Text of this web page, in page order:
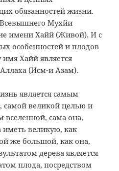
обязанностей жизни.
Мухйи
имени Хайй (Живой). И с
особенностей и плодов
Хайй является
(Исм-и Азам).
является самым
самой великой целью и
сама она,
великую, как
же большой, как она,
дерева является
плода, посредством